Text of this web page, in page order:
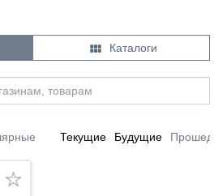
 Каталоги
Текущие Будущие